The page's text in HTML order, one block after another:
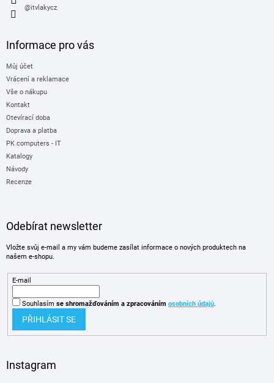
@itvlakycz
Informace pro vás
Můj účet
Vrácení a reklamace
Vše o nákupu
Kontakt
Otevírací doba
Doprava a platba
PK computers - IT
Katalogy
Návody
Recenze
Odebírat newsletter
Vložte svůj e-mail a my vám budeme zasílat informace o nových produktech na
našem e-shopu.
E-mail
Souhlasím se shromažďováním a zpracováním osobních údajů.
PŘIHLÁSIT SE
Instagram